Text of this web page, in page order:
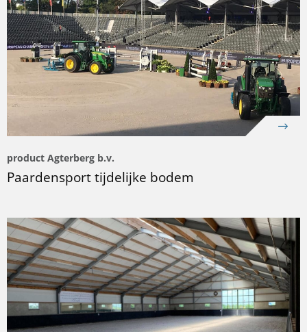
product Agterberg b.v.
Paardensport tijdelijke bodem